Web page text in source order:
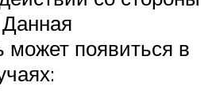
может появиться в